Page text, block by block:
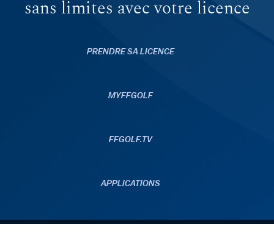
sans limites avec votre licence
PRENDRE SA LICENCE
MYFFGOLF
FFGOLF.TV
APPLICATIONS